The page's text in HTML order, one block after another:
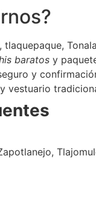
baratos y
y
vestuario